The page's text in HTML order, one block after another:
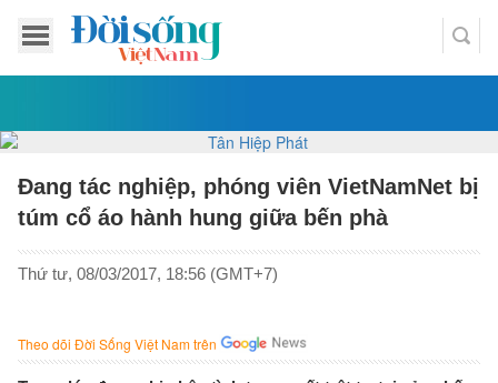
Đang tác nghiệp, phóng viên VietNamNet bị
túm cổ áo hành hung giữa bến phà
Thứ tư, 08/03/2017, 18:56 (GMT+7)
Theo dõi Đời Sống Việt Nam trên